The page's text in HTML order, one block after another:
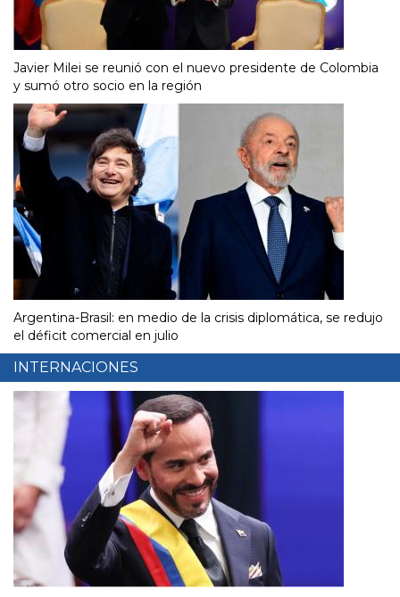
Javier Milei se reunió con el nuevo presidente de Colombia
y sumó otro socio en la región
Argentina-Brasil: en medio de la crisis diplomática, se redujo
el déficit comercial en julio
INTERNACIONES